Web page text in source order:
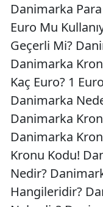
Danimarka
Euro Mu
Geçerli Mi?
Danimarka
Kaç Euro? 1
Danimarka
Danimarka
Danimarka
Kronu Kodu!
Nedir?
Hangileridir?